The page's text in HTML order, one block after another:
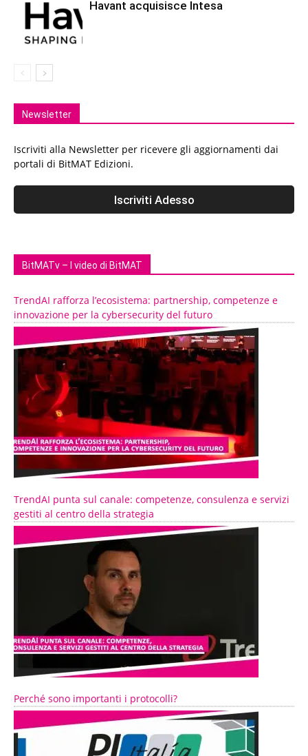
Havant acquisisce Intesa
Newsletter
Iscriviti alla Newsletter per ricevere gli aggiornamenti dai
portali di BitMAT Edizioni.
BitMATv – I video di BitMAT
TrendAI rafforza l’ecosistema: partnership, competenze e
innovazione per la cybersecurity del futuro
TrendAI punta sul canale: competenze, consulenza e servizi
gestiti al centro della strategia
Perché sono importanti i protocolli?